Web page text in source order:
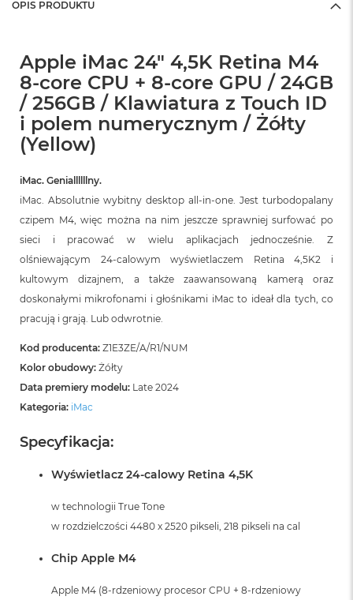
OPIS PRODUKTU
Apple iMac 24" 4,5K Retina M4
8-core CPU + 8-core GPU / 24GB
/ 256GB / Klawiatura z Touch ID
i polem numerycznym / Żółty
(Yellow)
iMac. Geniallllllny.
iMac. Absolutnie wybitny desktop all‑in‑one. Jest turbodopalany
czipem M4, więc można na nim jeszcze sprawniej surfować po
sieci i pracować w wielu aplikacjach jednocześnie. Z
olśniewającym 24‑calowym wyświetlaczem Retina 4,5K2 i
kultowym dizajnem, a także zaawansowaną kamerą oraz
doskonałymi mikrofonami i głośnikami iMac to ideał dla tych, co
pracują i grają. Lub odwrotnie.
Kod producenta: Z1E3ZE/A/R1/NUM
Kolor obudowy: Żółty
Data premiery modelu: Late 2024
Kategoria: iMac
Specyfikacja:
Wyświetlacz 24-calowy Retina 4,5K
w technologii True Tone
w rozdzielczości 4480 x 2520 pikseli, 218 pikseli na cal
Chip Apple M4
Apple M4 (8-rdzeniowy procesor CPU + 8-rdzeniowy